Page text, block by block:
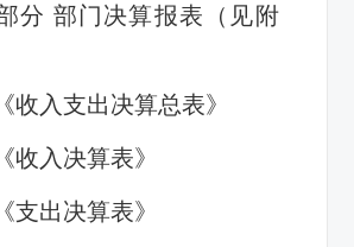
分 部门决算报表（见附
收入支出决算总表》
收入决算表》
支出决算表》